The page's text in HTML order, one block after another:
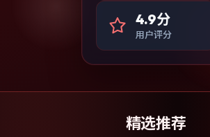
4.9分
用户评分
精选推荐